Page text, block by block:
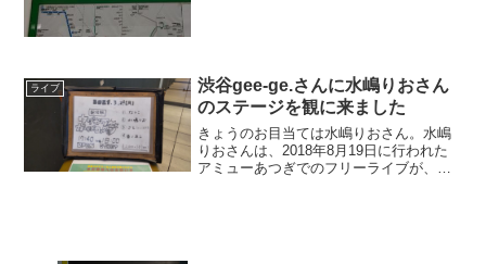
ライブ
渋谷gee-ge.さんに水嶋りおさん
のステージを観に来ました
きょうのお目当ては水嶋りおさん。水嶋
りおさんは、2018年8月19日に行われた
アミューあつぎでのフリーライブが、お